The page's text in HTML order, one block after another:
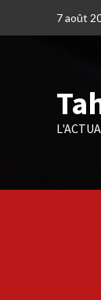
7 août